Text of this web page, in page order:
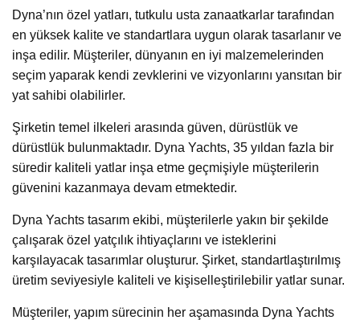
Dyna’nın özel yatları, tutkulu usta zanaatkarlar tarafından
en yüksek kalite ve standartlara uygun olarak tasarlanır ve
inşa edilir. Müşteriler, dünyanın en iyi malzemelerinden
seçim yaparak kendi zevklerini ve vizyonlarını yansıtan bir
yat sahibi olabilirler.
Şirketin temel ilkeleri arasında güven, dürüstlük ve
dürüstlük bulunmaktadır. Dyna Yachts, 35 yıldan fazla bir
süredir kaliteli yatlar inşa etme geçmişiyle müşterilerin
güvenini kazanmaya devam etmektedir.
Dyna Yachts tasarım ekibi, müşterilerle yakın bir şekilde
çalışarak özel yatçılık ihtiyaçlarını ve isteklerini
karşılayacak tasarımlar oluşturur. Şirket, standartlaştırılmış
üretim seviyesiyle kaliteli ve kişiselleştirilebilir yatlar sunar.
Müşteriler, yapım sürecinin her aşamasında Dyna Yachts